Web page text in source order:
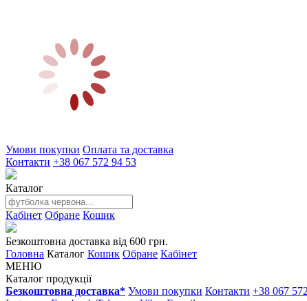
Умови покупки Оплата та доставка
Контакти +38 067 572 94 53
Каталог
Кабінет Обране Кошик
Безкоштовна доставка від 600 грн.
Головна Каталог Кошик Обране Кабінет
МЕНЮ
Каталог продукції
Безкоштовна доставка* Умови покупки Контакти +38 067